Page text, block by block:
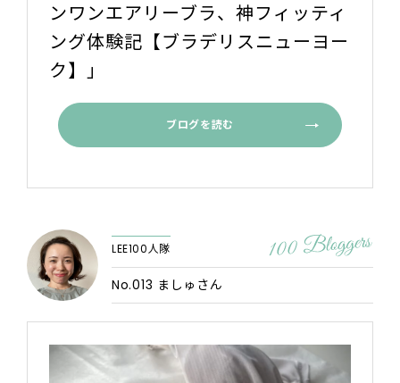
ンワンエアリーブラ、神フィッティ
ング体験記【ブラデリスニューヨー
ク】」
ブログを読む
LEE100人隊
No.013 ましゅさん